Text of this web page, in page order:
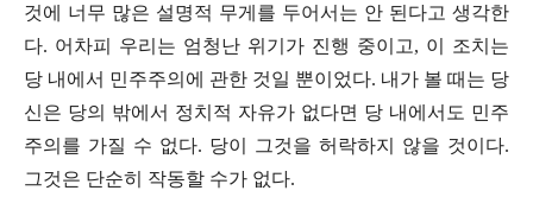
것에 너무 많은 설명적 무게를 두어서는 안 된다고 생각한
다. 어차피 우리는 엄청난 위기가 진행 중이고, 이 조치는
당 내에서 민주주의에 관한 것일 뿐이었다. 내가 볼 때는 당
신은 당의 밖에서 정치적 자유가 없다면 당 내에서도 민주
주의를 가질 수 없다. 당이 그것을 허락하지 않을 것이다.
그것은 단순히 작동할 수가 없다.